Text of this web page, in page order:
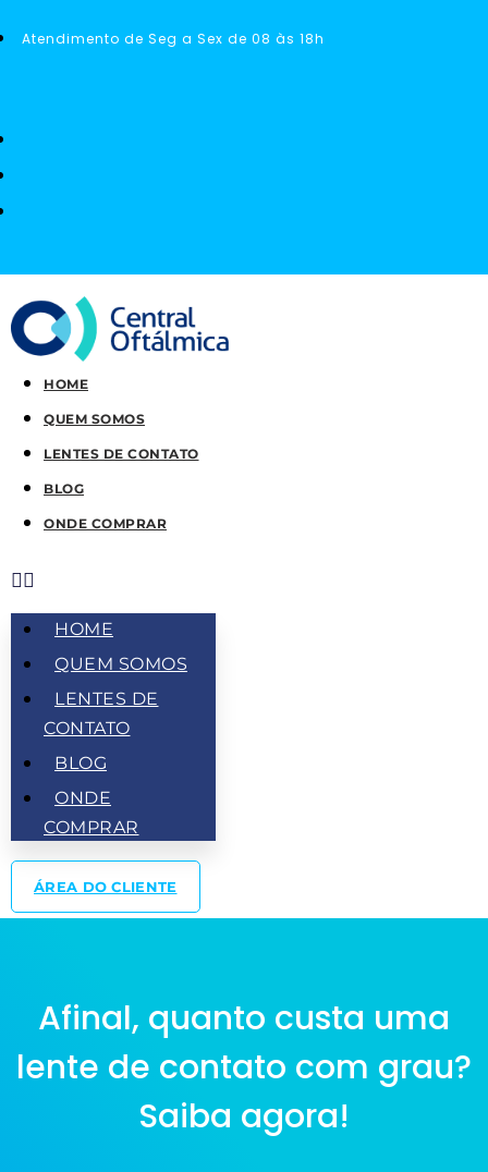
Atendimento de Seg a Sex de 08 às 18h
HOME
QUEM SOMOS
LENTES DE CONTATO
BLOG
ONDE COMPRAR
HOME
QUEM SOMOS
LENTES DE
CONTATO
BLOG
ONDE
COMPRAR
ÁREA DO CLIENTE
Afinal, quanto custa uma
lente de contato com grau?
Saiba agora!